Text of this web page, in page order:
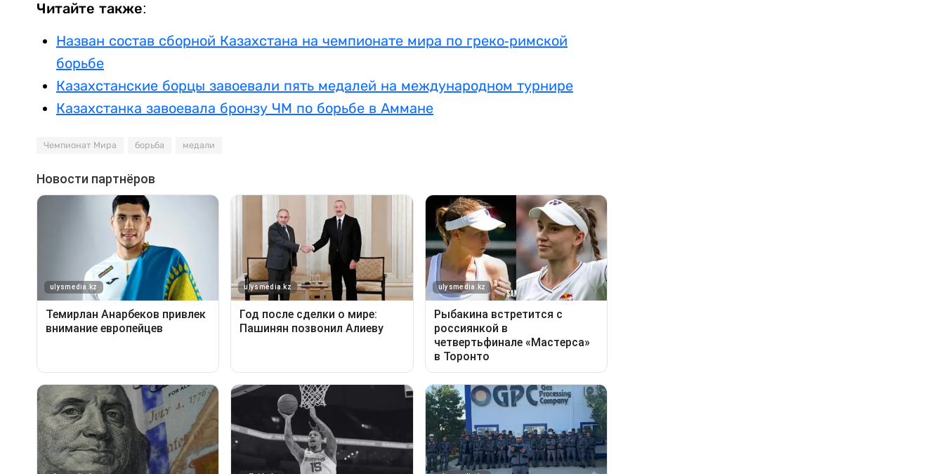
Читайте также:
Назван состав сборной Казахстана на чемпионате мира по греко-римской
борьбе
Казахстанские борцы завоевали пять медалей на международном турнире
Казахстанка завоевала бронзу ЧМ по борьбе в Аммане
Чемпионат Мира борьба медали